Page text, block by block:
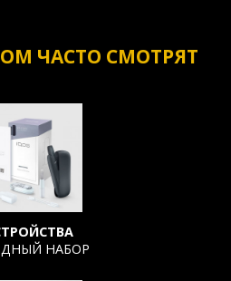
ЧАСТО СМОТРЯТ
НАБОР